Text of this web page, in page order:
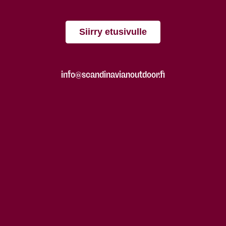
Siirry etusivulle
info@scandinavianoutdoor.fi